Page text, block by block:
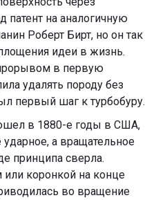
патент на аналогичную
Роберт Бирт, но он так
идеи в жизнь.
в первую
удалять породу без
первый шаг к турбобуру.
в 1880-е годы в США,
а вращательное
принципа сверла.
или коронкой на конце
во вращение